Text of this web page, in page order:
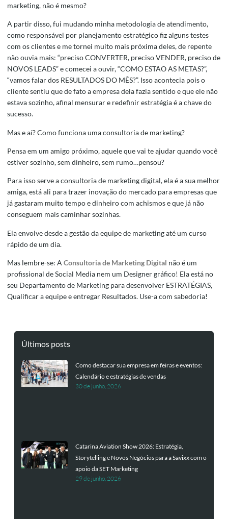
marketing, não é mesmo?
A partir disso, fui mudando minha metodologia de atendimento,
como responsável por planejamento estratégico fiz alguns testes
com os clientes e me tornei muito mais próxima deles, de repente
não ouvia mais: “preciso CONVERTER, preciso VENDER, preciso de
NOVOS LEADS” e comecei a ouvir, “COMO ESTÃO AS METAS?”,
“vamos falar dos RESULTADOS DO MÊS?”. Isso acontecia pois o
cliente sentiu que de fato a empresa dela fazia sentido e que ele não
estava sozinho, afinal mensurar e redefinir estratégia é a chave do
sucesso.
Mas e aí? Como funciona uma consultoria de marketing?
Pensa em um amigo próximo, aquele que vai te ajudar quando você
estiver sozinho, sem dinheiro, sem rumo…pensou?
Para isso serve a consultoria de marketing digital, ela é a sua melhor
amiga, está ali para trazer inovação do mercado para empresas que
já gastaram muito tempo e dinheiro com achismos e que já não
conseguem mais caminhar sozinhas.
Ela envolve desde a gestão da equipe de marketing até um curso
rápido de um dia.
Mas lembre-se: A Consultoria de Marketing Digital não é um
profissional de Social Media nem um Designer gráfico! Ela está no
seu Departamento de Marketing para desenvolver ESTRATÉGIAS,
Qualificar a equipe e entregar Resultados. Use-a com sabedoria!
Últimos posts
Como destacar sua empresa em feiras e eventos:
Calendário e estratégias de vendas
30 de junho, 2026
Catarina Aviation Show 2026: Estratégia,
Storytelling e Novos Negócios para a Savixx com o
apoio da SET Marketing
29 de junho, 2026